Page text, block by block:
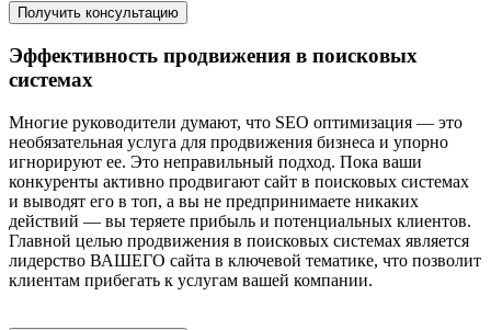
Получить консультацию
Эффективность продвижения в поисковых
системах
Многие руководители думают, что SEO оптимизация — это
необязательная услуга для продвижения бизнеса и упорно
игнорируют ее. Это неправильный подход. Пока ваши
конкуренты активно продвигают сайт в поисковых системах
и выводят его в топ, а вы не предпринимаете никаких
действий — вы теряете прибыль и потенциальных клиентов.
Главной целью продвижения в поисковых системах является
лидерство ВАШЕГО сайта в ключевой тематике, что позволит
клиентам прибегать к услугам вашей компании.